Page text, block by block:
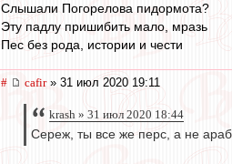
Слышали Погорелова пидормота?
Эту падлу пришибить мало, мразь
Пес без рода, истории и чести
# cafir» 31 июл 2020 19:11
krash » 31 июл 2020 18:44
Сереж, ты все же перс, а не